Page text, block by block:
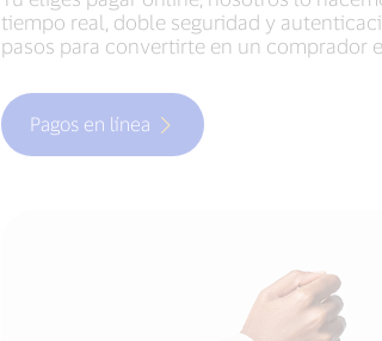
tiempo real, doble seguridad y
pasos para convertirte en un comprador
Pagos en línea